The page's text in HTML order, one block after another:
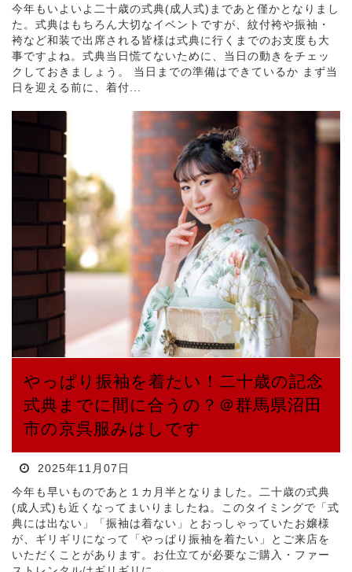
今年もいよいよ二十歳の式典(成人式)まであと僅かとなりまし
た。式典はもちろん大切なイベントですが、紋付袴や振袖・
袴など和装で出席される皆様は式典に行くまでのお支度も大
事ですよね。式典当日慌てないために、当日の動きをチェッ
クしておきましょう。 当日までの準備はできているか まず当
日を迎える前に、着付...
やっぱり振袖を着たい！二十歳の記念
式典までに間に合うの？＠群馬県沼田
市の京呉服みはしです
2025年11月07日
今年も早いものであと１カ月半となりました。二十歳の式典
(成人式)も近くなってまいりましたね。このタイミングで「式
典には出ない」「振袖は着ない」とおっしゃっていたお嬢様
が、ギリギリになって「やっぱり振袖を着たい」とご来店を
いただくことがあります。お仕立てが必要なご購入・ファー